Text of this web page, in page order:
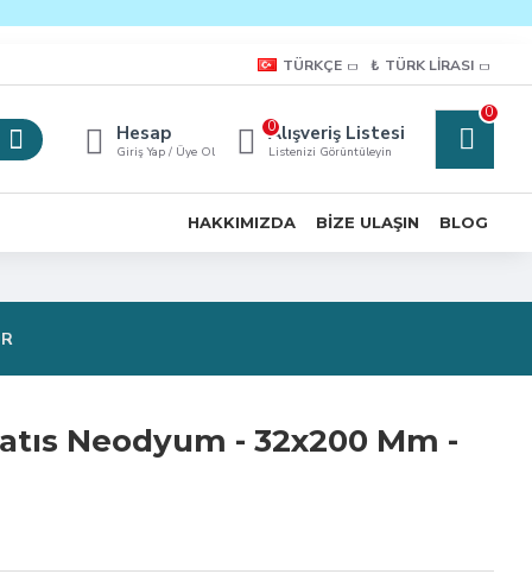
TÜRKÇE ₺ TÜRK LIRASI
Hesap
Giriş Yap / Üye Ol
Alışveriş Listesi
Listenizi Görüntüleyin
0
0
HAKKIMIZDA BIZE ULAŞIN BLOG
Neodyum - 32x200 Mm -